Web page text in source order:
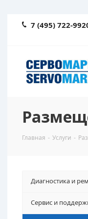
7 (495) 722-
Главная - Услуги -
Диагностика и
Сервис и